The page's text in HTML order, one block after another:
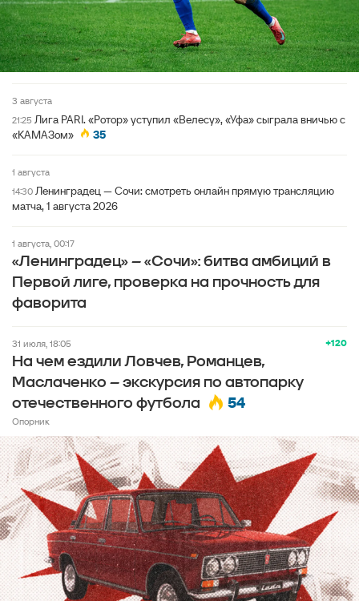
3 августа
21:25 Лига PARI. «Ротор» уступил «Велесу», «Уфа» сыграла вничью с
«КАМАЗом»
35
1 августа
14:30 Ленинградец — Сочи: смотреть онлайн прямую трансляцию
матча, 1 августа 2026
1 августа, 00:17
«Ленинградец» – «Сочи»: битва амбиций в
Первой лиге, проверка на прочность для
фаворита
+120
31 июля, 18:05
На чем ездили Ловчев, Романцев,
Маслаченко – экскурсия по автопарку
отечественного футбола
54
Опорник